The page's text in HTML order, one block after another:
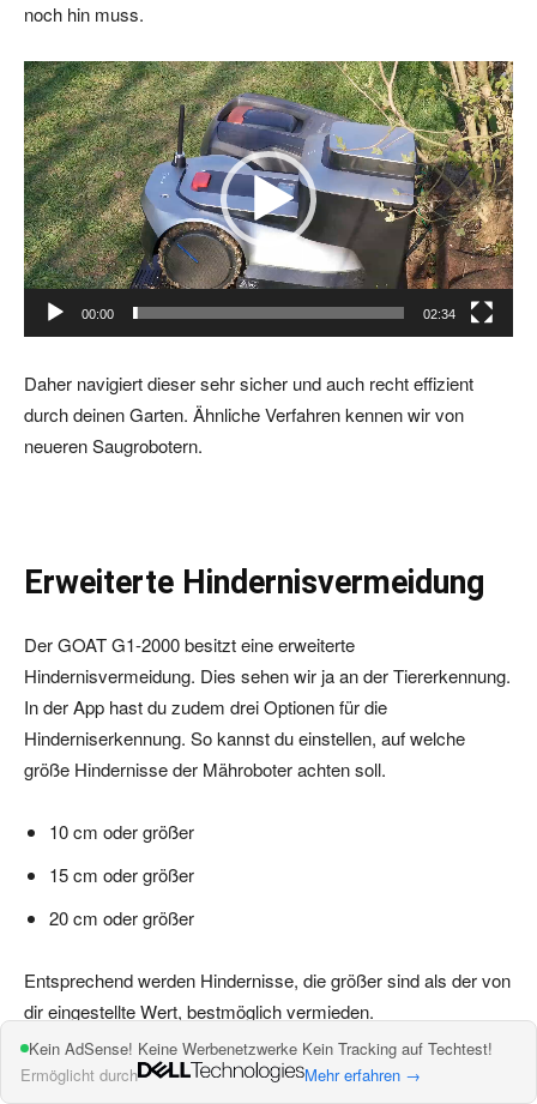
noch hin muss.
V
i
d
e
o
-
P
l
e
r
00:00 02:34
Daher navigiert dieser sehr sicher und auch recht effizient
durch deinen Garten. Ähnliche Verfahren kennen wir von
neueren Saugrobotern.
Erweiterte Hindernisvermeidung
Der GOAT G1-2000 besitzt eine erweiterte
Hindernisvermeidung. Dies sehen wir ja an der Tiererkennung.
In der App hast du zudem drei Optionen für die
Hinderniserkennung. So kannst du einstellen, auf welche
größe Hindernisse der Mähroboter achten soll.
10 cm oder größer
15 cm oder größer
20 cm oder größer
Entsprechend werden Hindernisse, die größer sind als der von
dir eingestellte Wert, bestmöglich vermieden.
Kein AdSense! Keine Werbenetzwerke Kein Tracking auf Techtest!
Ermöglicht durch
Mehr erfahren →